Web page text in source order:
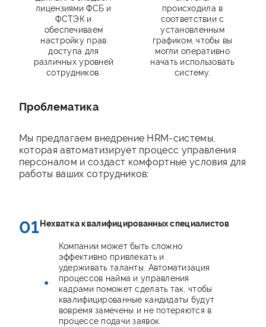
лицензиями ФСБ и
ФСТЭК и
обеспечиваем
настройку прав
доступа для
различных уровней
сотрудников.
происходила в
соответствии с
установленным
графиком, чтобы вы
могли оперативно
начать использовать
систему.
Проблематика
Мы предлагаем внедрение HRM-системы,
которая автоматизирует процесс управления
персоналом и создаст комфортные условия для
работы ваших сотрудников:
01 Нехватка квалифицированных специалистов
Компании может быть сложно
эффективно привлекать и
удерживать таланты. Автоматизация
процессов найма и управления
кадрами поможет сделать так, чтобы
квалифицированные кандидаты будут
вовремя замечены и не потеряются в
процессе подачи заявок.